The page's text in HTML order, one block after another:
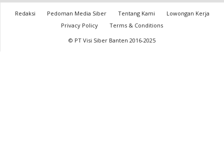
Redaksi Pedoman Media Siber Tentang Kami
Lowongan Kerja
Privacy Policy
Terms & Conditions
© PT Visi Siber Banten 2016-2025